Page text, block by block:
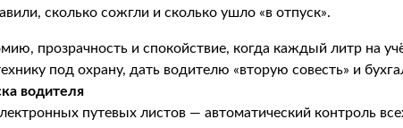
сколько сожгли и сколько ушло «в отпуск».
прозрачность и спокойствие, когда каждый литр на
под охрану, дать водителю «вторую совесть» и
водителя
путевых листов — автоматический контроль